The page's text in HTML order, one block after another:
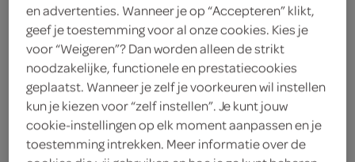
verwerkt in de winkelmand.
en advertenties. Wanneer je op “Accepteren” klikt,
geef je toestemming voor al onze cookies. Kies je
voor “Weigeren”? Dan worden alleen de strikt
noodzakelijke, functionele en prestatiecookies
geplaatst. Wanneer je zelf je voorkeuren wil instellen
kun je kiezen voor “zelf instellen”. Je kunt jouw
cookie-instellingen op elk moment aanpassen en je
toestemming intrekken. Meer informatie over de